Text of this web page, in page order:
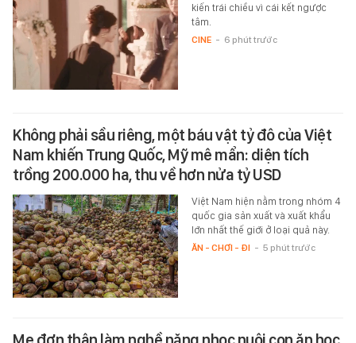
kiến trái chiều vì cái kết ngược
tâm.
CINE - 6 phút trước
Không phải sầu riêng, một báu vật tỷ đô của Việt
Nam khiến Trung Quốc, Mỹ mê mẩn: diện tích
trồng 200.000 ha, thu về hơn nửa tỷ USD
Việt Nam hiện nằm trong nhóm 4
quốc gia sản xuất và xuất khẩu
lớn nhất thế giới ở loại quả này.
ĂN - CHƠI - ĐI - 5 phút trước